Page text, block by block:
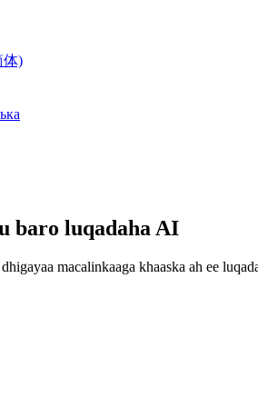
体)
baro luqadaha AI
macalinkaaga khaaska ah ee